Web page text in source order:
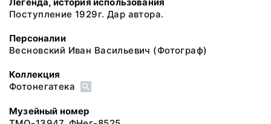
Поступление 1929г. Дар автора.
Персоналии
Весновский Иван Васильевич (Фотограф)
Коллекция
Фотонегатека
Музейный номер